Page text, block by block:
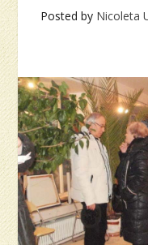
Posted by Nicoleta